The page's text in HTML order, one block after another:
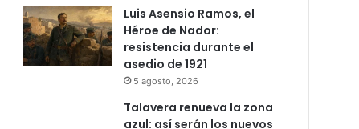
Luis Asensio Ramos, el
Héroe de Nador:
resistencia durante el
asedio de 1921
5 agosto, 2026
Talavera renueva la zona
azul: así serán los nuevos